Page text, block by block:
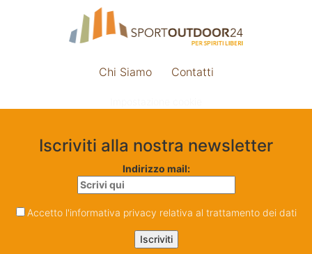
Chi Siamo Contatti
Iscriviti alla nostra newsletter
Indirizzo mail:
Accetto l'informativa privacy relativa al trattamento dei dati